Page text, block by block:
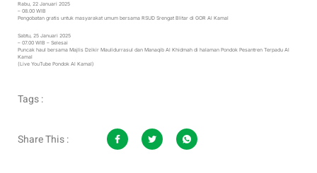
Rabu, 22 Januari 2025
– 08.00 WIB
Pengobatan gratis untuk masyarakat umum bersama RSUD Srengat Blitar di GOR Al Kamal
Sabtu, 25 Januari 2025
– 07.00 WIB – Selesai
Puncak haul bersama Majlis Dzikir Maulidurrasul dan Manaqib Al Khidmah di halaman Pondok Pesantren Terpadu Al
Kamal
(Live YouTube Pondok Al Kamal)
Tags :
Share This :